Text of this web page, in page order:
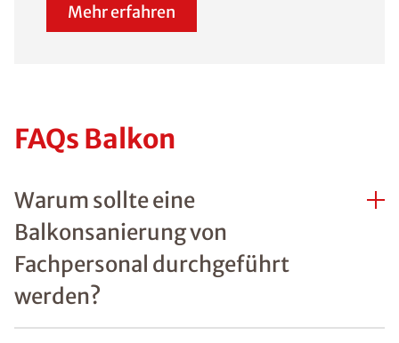
Mehr erfahren
FAQs Balkon
Warum sollte eine
Balkonsanierung von
Fachpersonal durchgeführt
werden?